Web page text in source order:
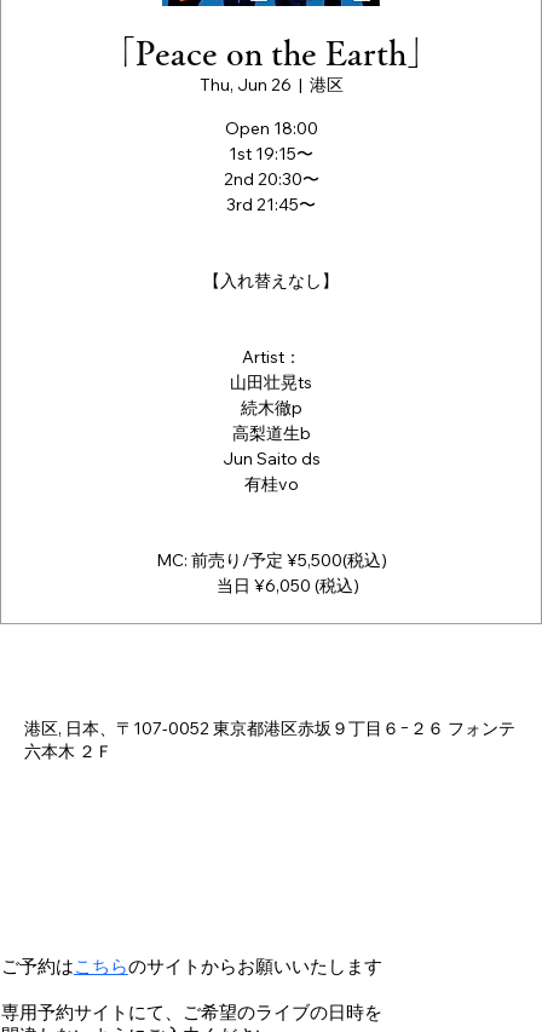
ご予約はこちらのサイトからお願いいたします
専用予約サイトにて、ご希望のライブの日時を
「Peace on the Earth」
Thu, Jun 26
  |
港区
Open 18:00
1st 19:15〜
2nd 20:30〜
3rd 21:45〜
【入れ替えなし】
Artist：
山田壮晃ts
続木徹p
高梨道生b
Jun Saito ds
有桂vo
MC: 前売り/予定 ¥5,500(税込)
当日 ¥6,050 (税込)
港区, 日本、〒107-0052 東京都港区赤坂９丁目６−２６ フォンテ
六本木 ２Ｆ